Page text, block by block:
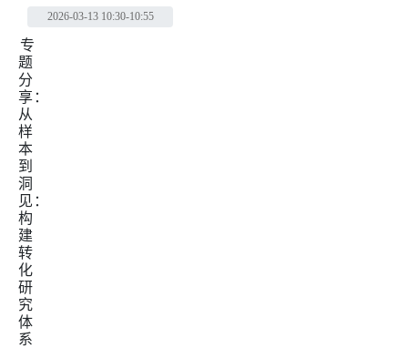
2026-03-13 10:30-10:55
专
题
分
享：
从
样
本
到
洞
见：
构
建
转
化
研
究
体
系